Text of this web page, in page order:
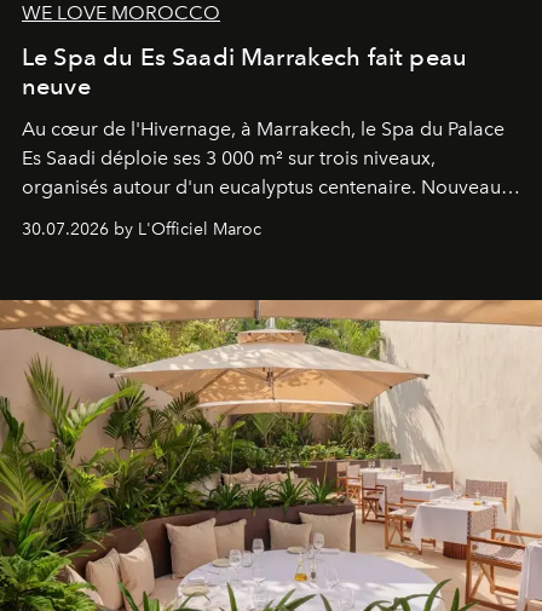
WE LOVE MOROCCO
Le Spa du Es Saadi Marrakech fait peau
neuve
Au cœur de l'Hivernage, à Marrakech, le Spa du Palace
Es Saadi déploie ses 3 000 m² sur trois niveaux,
organisés autour d'un eucalyptus centenaire. Nouveau
neuro-cosmétique, parcours thermal et studio dédié au
entièreté, entre science des émotions et rituels
reposants.
30.07.2026 by L'Officiel Maroc